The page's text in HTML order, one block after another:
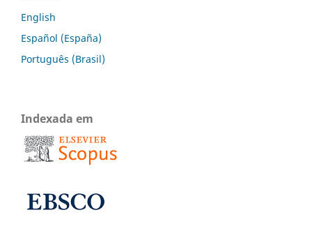
English
Español (España)
Português (Brasil)
Indexada em